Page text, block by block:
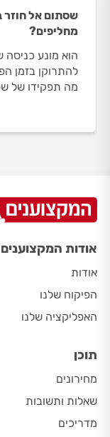
שסתום אל חוזר
מחליפים?
הוא מונע
להתרוקן בזמן
מה תפקידו של
אודות המקצוענים
אודות
הפיקוח שלנו
האפליקציה שלנו
תוכן
מחירונים
שאלות ותשובות
מדריכים